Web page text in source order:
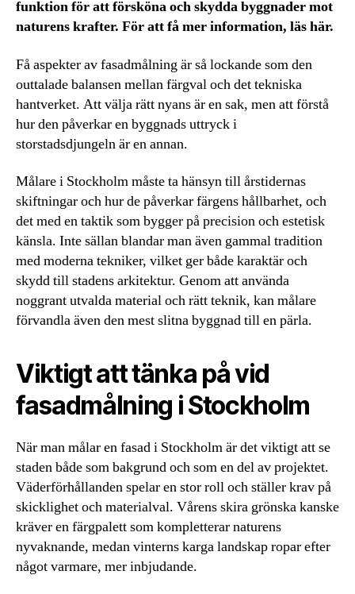
funktion för att försköna och skydda byggnader mot
naturens krafter. För att få mer information, läs här.
Få aspekter av fasadmålning är så lockande som den
outtalade balansen mellan färgval och det tekniska
hantverket. Att välja rätt nyans är en sak, men att förstå
hur den påverkar en byggnads uttryck i
storstadsdjungeln är en annan.
Målare i Stockholm måste ta hänsyn till årstidernas
skiftningar och hur de påverkar färgens hållbarhet, och
det med en taktik som bygger på precision och estetisk
känsla. Inte sällan blandar man även gammal tradition
med moderna tekniker, vilket ger både karaktär och
skydd till stadens arkitektur. Genom att använda
noggrant utvalda material och rätt teknik, kan målare
förvandla även den mest slitna byggnad till en pärla.
Viktigt att tänka på vid
fasadmålning i Stockholm
När man målar en fasad i Stockholm är det viktigt att se
staden både som bakgrund och som en del av projektet.
Väderförhållanden spelar en stor roll och ställer krav på
skicklighet och materialval. Vårens skira grönska kanske
kräver en färgpalett som kompletterar naturens
nyvaknande, medan vinterns karga landskap ropar efter
något varmare, mer inbjudande.